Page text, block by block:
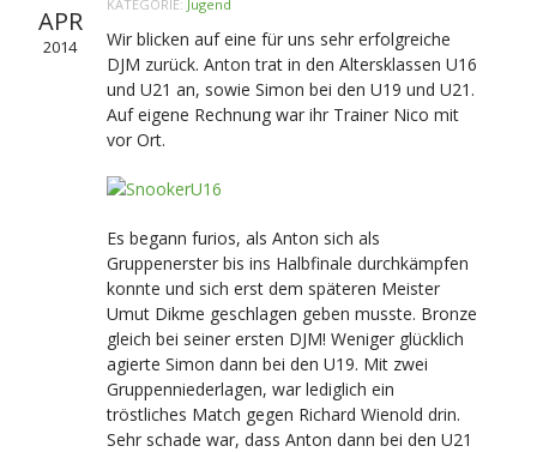
APR
2014
KATEGORIE: Jugend
Wir blicken auf eine für uns sehr erfolgreiche
DJM zurück. Anton trat in den Altersklassen U16
und U21 an, sowie Simon bei den U19 und U21.
Auf eigene Rechnung war ihr Trainer Nico mit
vor Ort.
Es begann furios, als Anton sich als
Gruppenerster bis ins Halbfinale durchkämpfen
konnte und sich erst dem späteren Meister
Umut Dikme geschlagen geben musste. Bronze
gleich bei seiner ersten DJM! Weniger glücklich
agierte Simon dann bei den U19. Mit zwei
Gruppenniederlagen, war lediglich ein
tröstliches Match gegen Richard Wienold drin.
Sehr schade war, dass Anton dann bei den U21